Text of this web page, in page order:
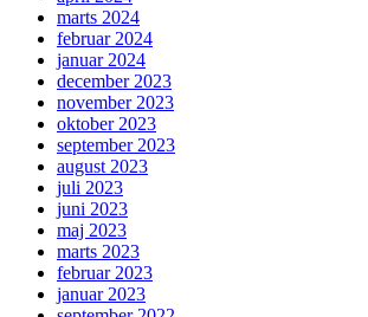
marts 2024
februar 2024
januar 2024
december 2023
november 2023
oktober 2023
september 2023
august 2023
juli 2023
juni 2023
maj 2023
marts 2023
februar 2023
januar 2023